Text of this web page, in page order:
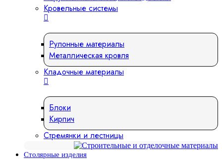
Кровельные системы
Рулонные материалы
Металлическая кровля
Кладочные материалы
Блоки
Кирпич
Стремянки и лестницы
Столярные изделия